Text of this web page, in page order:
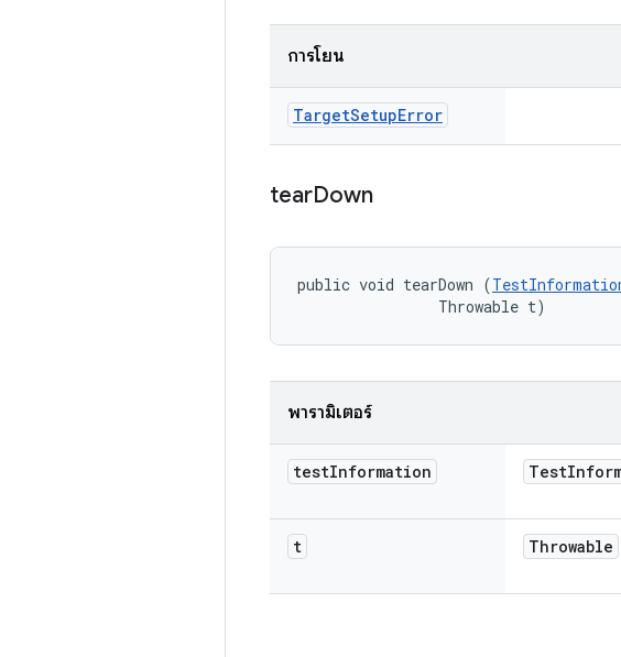
การโยน
TargetSetupError
tearDown
public void tearDown (
                Throwable t)
พารามิเตอร์
testInformation Test
t Throwable